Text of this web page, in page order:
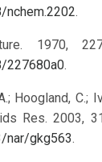
.
1970,
227680a0.
Hoogland, C.;
Res. 2003,
nar/gkg563.